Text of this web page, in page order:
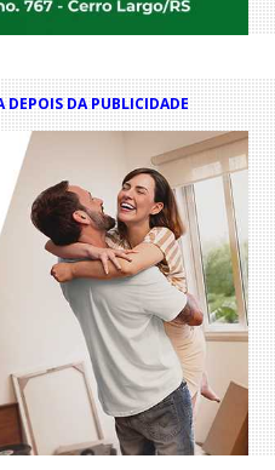
DA PUBLICIDADE